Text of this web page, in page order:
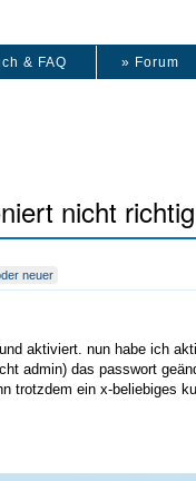
& FAQ » Forum
nicht richtig
neuer
aktiviert. nun habe ich
admin) das passwort
trotzdem ein x-beliebiges